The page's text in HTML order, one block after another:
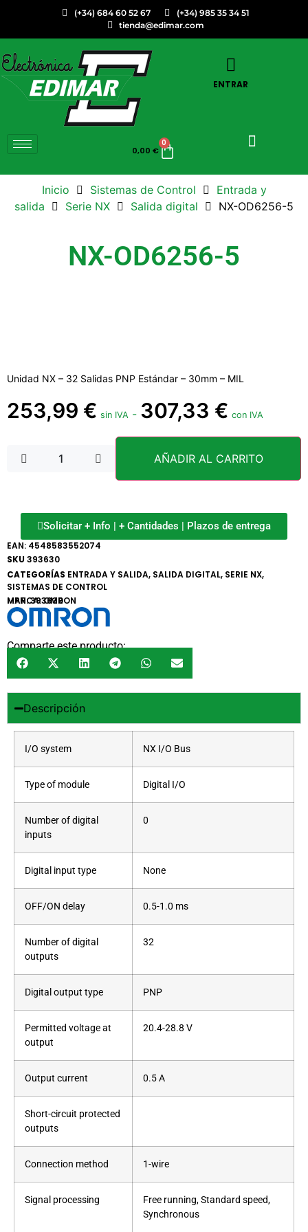
(+34) 684 60 52 67
(+34) 985 35 34 51
tienda@edimar.com
ENTRAR
0,00 €
0
Inicio Sistemas de Control
Entrada y
salida
Serie NX Salida digital NX-OD6256-5
NX-OD6256-5
Unidad NX – 32 Salidas PNP Estándar – 30mm – MIL
253,99 € sin IVA - 307,33 € con IVA
AÑADIR AL CARRITO
Solicitar + Info | + Cantidades | Plazos de entrega
EAN: 4548583552074
SKU393630
CATEGORÍAS ENTRADA Y SALIDA, SALIDA DIGITAL, SERIE NX,
SISTEMAS DE CONTROL
MARCA:OMRON
MPN: 393630
Comparte este producto:
Descripción
I/O system NX I/O Bus
Type of module Digital I/O
Number of digital
inputs
0
Digital input type None
OFF/ON delay 0.5-1.0 ms
Number of digital
outputs
32
Digital output type PNP
Permitted voltage at
output
20.4-28.8 V
Output current 0.5 A
Short-circuit protected
outputs
Connection method 1-wire
Signal processing
Free running, Standard speed,
Synchronous